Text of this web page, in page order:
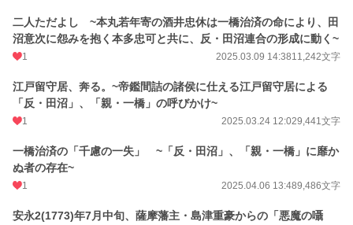
二人ただよし ~本丸若年寄の酒井忠休は一橋治済の命により、田
沼意次に怨みを抱く本多忠可と共に、反・田沼連合の形成に動く~
1 2025.03.09 14:3811,242文字
江戸留守居、奔る。~帝鑑間詰の諸侯に仕える江戸留守居による
「反・田沼」、「親・一橋」の呼びかけ~
1 2025.03.24 12:029,441文字
一橋治済の「千慮の一失」 ~「反・田沼」、「親・一橋」に靡か
ぬ者の存在~
1 2025.04.06 13:489,486文字
安永2(1773)年7月中旬、薩摩藩主・島津重豪からの「悪魔の囁